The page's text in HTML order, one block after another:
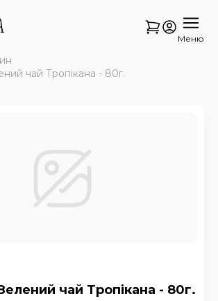
Меню
чай Тропікана - 80г.
чай Тропікана - 80г.